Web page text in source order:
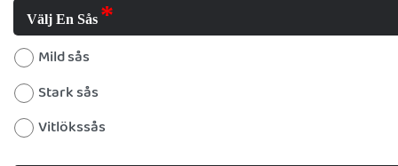
Välj En Sås
Mild sås
Stark sås
Vitlökssås